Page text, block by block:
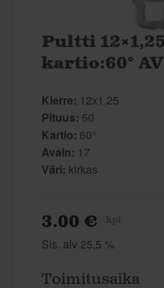
Pultti
kartio:60°
Kierre: 12x1,25
Pituus: 50
Kartio: 60°
Avain: 17
Väri: kirkas
3.00 €
Sis. alv 25,5 %
Toimitusaika